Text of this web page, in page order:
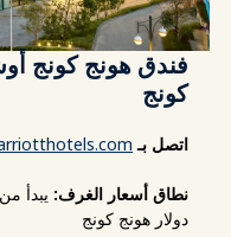
فندق هونج كونج
كونج
اتصل بـ
نطاق أسعار الغرف:
دولار هونج كونج